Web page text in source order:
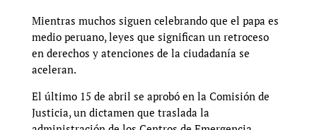
Mientras muchos siguen celebrando que el papa es
medio peruano, leyes que significan un retroceso
en derechos y atenciones de la ciudadanía se
aceleran.
El último 15 de abril se aprobó en la Comisión de
Justicia, un dictamen que traslada la